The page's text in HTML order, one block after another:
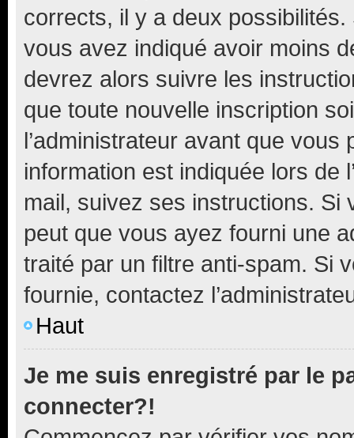
corrects, il y a deux
vous avez indiqué avoir moins
devrez alors suivre les
que toute nouvelle inscription
l’administrateur avant que
information est indiquée lors de
mail, suivez ses instructions. Si
peut que vous ayez fourni une
traité par un filtre anti-spam. Si
fournie, contactez
Haut
Je me suis enregistré par le
connecter?!